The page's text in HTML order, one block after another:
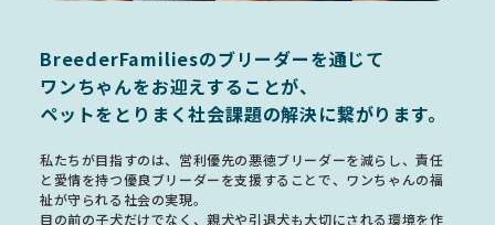
BreederFamiliesのブリーダーを通じて
ワンちゃんをお迎えすることが、
ペットをとりまく社会課題の解決に繋がります。
私たちが目指すのは、営利優先の悪徳ブリーダーを減らし、責任
と愛情を持つ優良ブリーダーを支援することで、ワンちゃんの福
祉が守られる社会の実現。
目の前の子犬だけでなく、親犬や引退犬も大切にされる環境を作